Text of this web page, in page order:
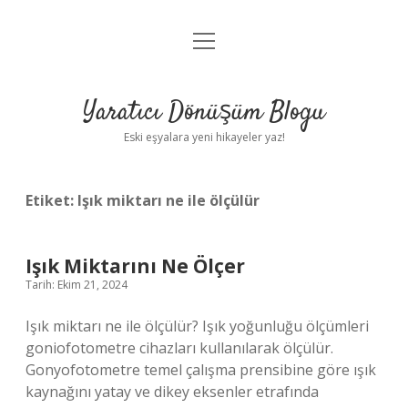
Anasayfa
Yasal Uyarı
menüyü
Yaratıcı Dönüşüm Blogu
Eski eşyalara yeni hikayeler yaz!
Etiket: Işık miktarı ne ile ölçülür
Işık Miktarını Ne Ölçer
Tarih: Ekim 21, 2024
Işık miktarı ne ile ölçülür? Işık yoğunluğu ölçümleri
goniofotometre cihazları kullanılarak ölçülür.
Gonyofotometre temel çalışma prensibine göre ışık
kaynağını yatay ve dikey eksenler etrafında